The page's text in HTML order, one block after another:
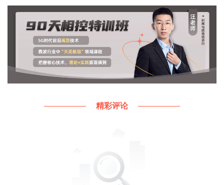
7.晶振需要走内差分，且包地处理，其他信号线不要
穿晶振
精彩评论